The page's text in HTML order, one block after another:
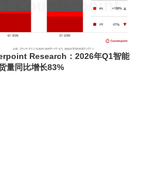
Research：2026年Q1智能
量同比增长83%